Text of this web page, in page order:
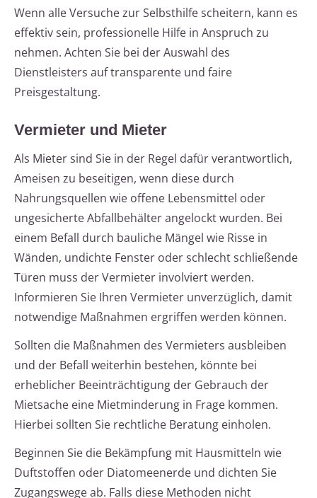
Wenn alle Versuche zur Selbsthilfe scheitern, kann es
effektiv sein, professionelle Hilfe in Anspruch zu
nehmen. Achten Sie bei der Auswahl des
Dienstleisters auf transparente und faire
Preisgestaltung.
Vermieter und Mieter
Als Mieter sind Sie in der Regel dafür verantwortlich,
Ameisen zu beseitigen, wenn diese durch
Nahrungsquellen wie offene Lebensmittel oder
ungesicherte Abfallbehälter angelockt wurden. Bei
einem Befall durch bauliche Mängel wie Risse in
Wänden, undichte Fenster oder schlecht schließende
Türen muss der Vermieter involviert werden.
Informieren Sie Ihren Vermieter unverzüglich, damit
notwendige Maßnahmen ergriffen werden können.
Sollten die Maßnahmen des Vermieters ausbleiben
und der Befall weiterhin bestehen, könnte bei
erheblicher Beeinträchtigung der Gebrauch der
Mietsache eine Mietminderung in Frage kommen.
Hierbei sollten Sie rechtliche Beratung einholen.
Beginnen Sie die Bekämpfung mit Hausmitteln wie
Duftstoffen oder Diatomeenerde und dichten Sie
Zugangswege ab. Falls diese Methoden nicht